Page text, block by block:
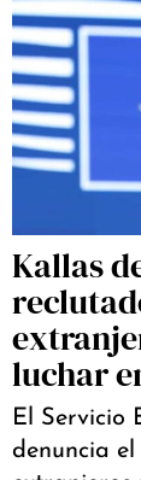
Kallas
luchar
El Servicio
denuncia